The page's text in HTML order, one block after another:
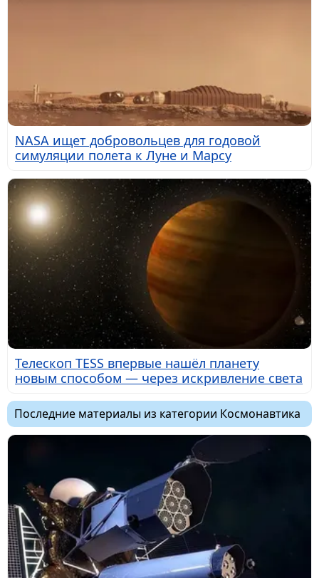
NASA ищет добровольцев для годовой
симуляции полета к Луне и Марсу
Телескоп TESS впервые нашёл планету
новым способом — через искривление света
Последние материалы из категории Космонавтика